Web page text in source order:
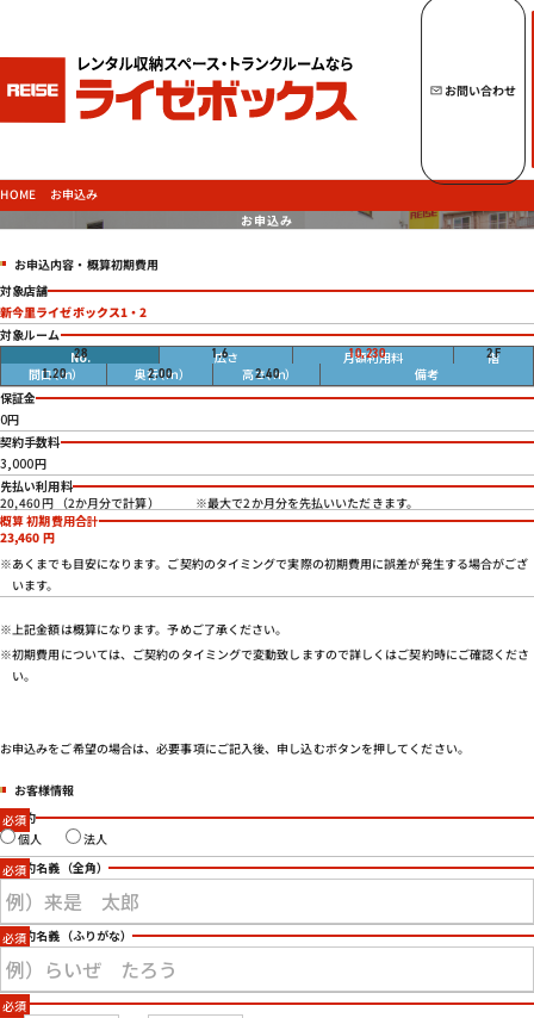
トップページへ
トランクルームを探す
ご契約の流れ・お支払方法
よくあるご質問
法人のお客様
お問い合わせ
特定商取引法に基づく表示
お問い合わせ
HOME お申込み
お申込み
お申込内容・概算初期費用
対象店舗
新今里ライゼボックス1・2
対象ルーム
28 1.6畳 10,230円 2F
1.20
2.00 2.40
9月上旬～利用可
保証金
0円
契約手数料
3,000円
先払い利用料
20,460円 （2か月分で計算） ※最大で2か月分を先払いいただきます。
概算 初期費用合計
23,460 円
※あくまでも目安になります。ご契約のタイミングで実際の初期費用に誤差が発生する場合がござ
います。
※上記金額は概算になります。予めご了承ください。
※初期費用については、ご契約のタイミングで変動致しますので詳しくはご契約時にご確認くださ
い。
お申込みをご希望の場合は、必要事項にご記入後、申し込むボタンを押してください。
お客様情報
ご契約
個人 法人
ご契約名義 （全角）
ご契約名義 （ふりがな）
住所